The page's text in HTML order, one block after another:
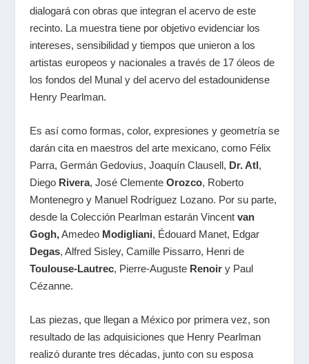
dialogará con obras que integran el acervo de este
recinto. La muestra tiene por objetivo evidenciar los
intereses, sensibilidad y tiempos que unieron a los
artistas europeos y nacionales a través de 17 óleos de
los fondos del Munal y del acervo del estadounidense
Henry Pearlman.
Es así como formas, color, expresiones y geometría se
darán cita en maestros del arte mexicano, como Félix
Parra, Germán Gedovius, Joaquín Clausell, Dr. Atl,
Diego Rivera, José Clemente Orozco, Roberto
Montenegro y Manuel Rodríguez Lozano. Por su parte,
desde la Colección Pearlman estarán Vincent van
Gogh,Amedeo Modigliani, Édouard Manet, Edgar
Degas, Alfred Sisley, Camille Pissarro, Henri de
Toulouse-Lautrec, Pierre-Auguste Renoiry Paul
Cézanne.
Las piezas, que llegan a México por primera vez, son
resultado de las adquisiciones que Henry Pearlman
realizó durante tres décadas, junto con su esposa